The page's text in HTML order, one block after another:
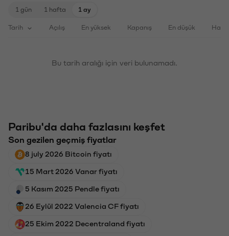
1 gün 1 hafta 1 ay
Tarih Açılış En yüksek Kapanış En düşük
Bu tarih aralığı için veri bulunamadı.
Paribu'da daha fazlasını keşfet
Son gezilen geçmiş fiyatlar
8 july 2026 Bitcoin fiyatı
15 Mart 2026 Vanar fiyatı
5 Kasım 2025 Pendle fiyatı
26 Eylül 2022 Valencia CF fiyatı
25 Ekim 2022 Decentraland fiyatı